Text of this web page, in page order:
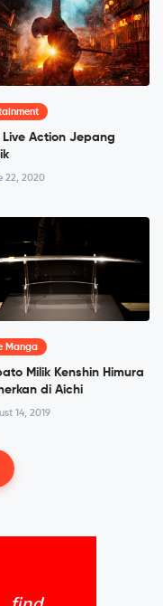
Live Action Jepang
22, 2020
Manga
Milik Kenshin Himura
di Aichi
14, 2019